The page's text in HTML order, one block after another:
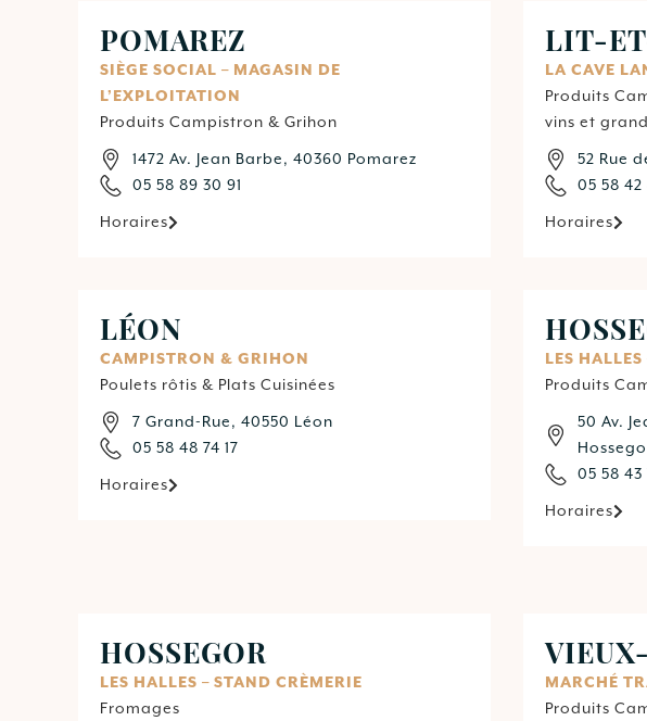
POMAREZ
SIÈGE SOCIAL – MAGASIN DE
L’EXPLOITATION
Produits Campistron & Grihon
1472 Av. Jean Barbe, 40360 Pomarez
05 58 89 30 91
Horaires
LIT-
LA CAVE
Produits
vins et
52 Rue
05 58 42
Horaires
LÉON
CAMPISTRON & GRIHON
Poulets rôtis & Plats Cuisinées
7 Grand-Rue, 40550 Léon
05 58 48 74 17
Horaires
LES
Produits
50 Av.
05 58 43
Horaires
HOSSEGOR
LES HALLES – STAND CRÈMERIE
Fromages
MARCHÉ
Produits